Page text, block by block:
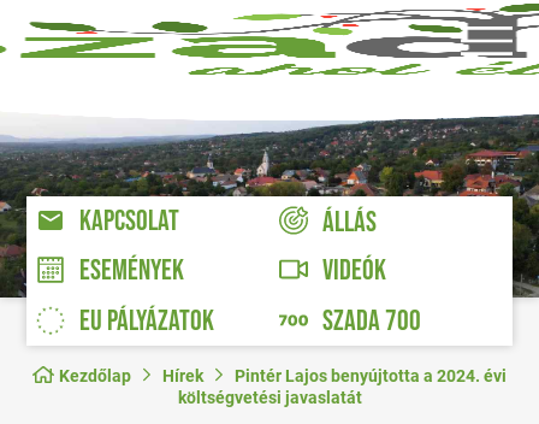
KAPCSOLAT
ÁLLÁS
ESEMÉNYEK
VIDEÓK
EU PÁLYÁZATOK
SZADA 700
Kezdőlap Hírek
Pintér Lajos benyújtotta a 2024. évi
költségvetési javaslatát